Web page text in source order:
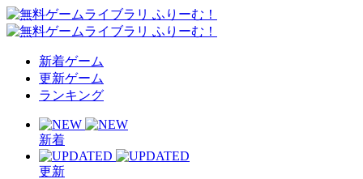
新着ゲーム
更新ゲーム
ランキング
新着
更新